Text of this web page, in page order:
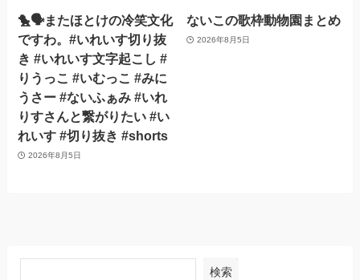
🐤🗣️またほとけの冷笑文化
ですわ。#いれいす切り抜
き #いれいす文字起こし #
りうっこ #いむっこ #みに
うさー #ないふぁみ #いれ
りすさんと繋がりたい #い
れいす #切り抜き #shorts
2026年8月5日
ないこの歌枠動物園まとめ
2026年8月5日
検索